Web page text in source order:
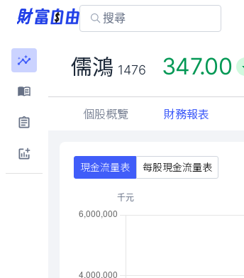
儒鴻 1476 347.00
個股概覽 財務報表
現金流量表 每股現金流量表